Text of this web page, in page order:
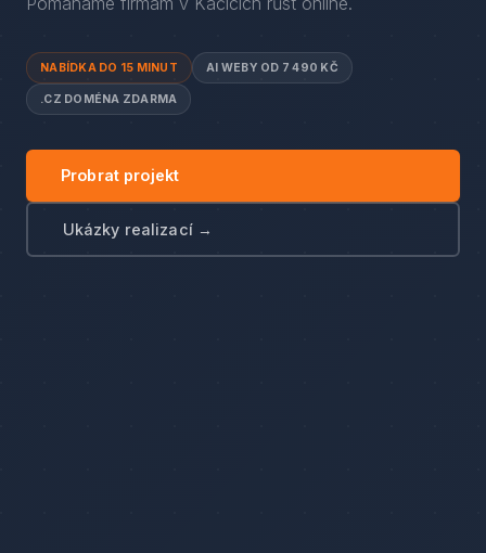
NABÍDKA DO 15 MINUT AI WEBY OD 7 490 KČ
.CZ DOMÉNA ZDARMA
Probrat projekt
Ukázky realizací →